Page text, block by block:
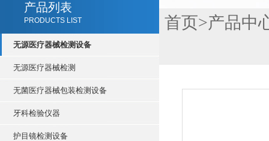
产品列表
PRODUCTS LIST
无源医疗器械检测设备
无源医疗器械检测
无菌医疗器械包装检测设备
牙科检验仪器
护目镜检测设备
首页>产品中